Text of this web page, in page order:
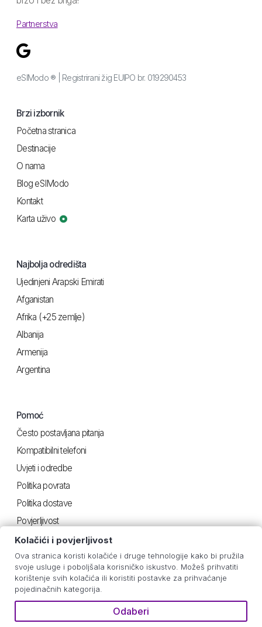
Partnerstva
eSIModo ® | Registrirani žig EUIPO br. 019290453
Brzi izbornik
Početna stranica
Destinacije
O nama
Blog eSIModo
Kontakt
Karta uživo
Najbolja odredišta
Ujedinjeni Arapski Emirati
Afganistan
Afrika (+25 zemlje)
Albanija
Armenija
Argentina
Pomoć
Često postavljana pitanja
Kompatibilni telefoni
Uvjeti i odredbe
Politika povrata
Politika dostave
Povjerljivost
Korisno
Upute za iOS
Android upute
Procjena potrošnje
Kolačići i povjerljivost
Ova stranica koristi kolačiće i druge tehnologije kako bi pružila
svoje usluge i poboljšala korisničko iskustvo. Možeš prihvatiti
korištenje svih kolačića ili koristiti postavke za prihvaćanje
pojedinačnih kategorija.
Odaberi